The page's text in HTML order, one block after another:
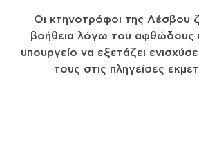
Οι κτηνοτρόφοι της Λέσβου
βοήθεια λόγω του αφθώδους
υπουργείο να εξετάζει
τους στις πληγείσες